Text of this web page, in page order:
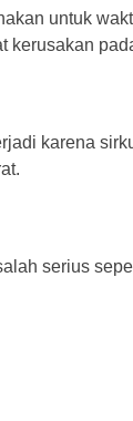
untuk
kerusakan
karena
serius